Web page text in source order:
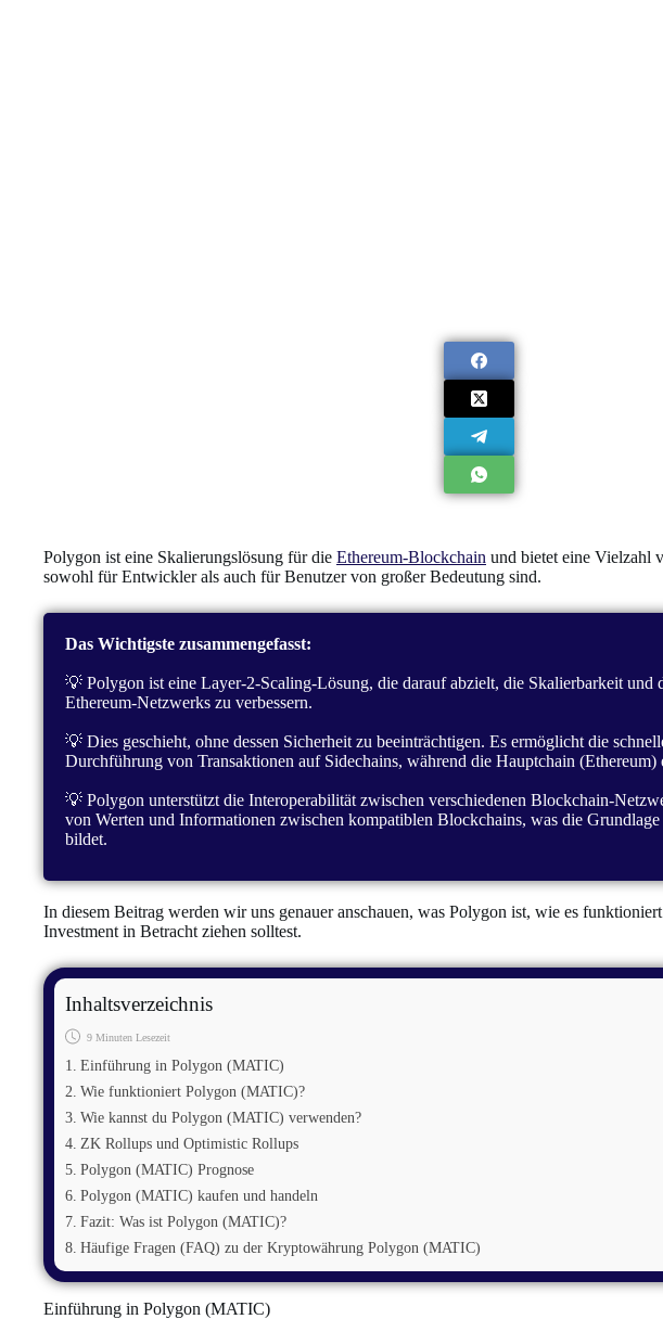
Polygon ist eine Skalierungslösung für die Ethereum-Blockchain und bietet eine Vielzahl
sowohl für Entwickler als auch für Benutzer von großer Bedeutung sind.
Das Wichtigste zusammengefasst:
💡 Polygon ist eine Layer-2-Scaling-Lösung, die darauf abzielt, die Skalierbarkeit und
Ethereum-Netzwerks zu verbessern.
💡 Dies geschieht, ohne dessen Sicherheit zu beeinträchtigen. Es ermöglicht die
Durchführung von Transaktionen auf Sidechains, während die Hauptchain (Ethereum)
💡 Polygon unterstützt die Interoperabilität zwischen verschiedenen Blockchain-
von Werten und Informationen zwischen kompatiblen Blockchains, was die
bildet.
In diesem Beitrag werden wir uns genauer anschauen, was Polygon ist, wie es
Investment in Betracht ziehen solltest.
Inhaltsverzeichnis
9 Minuten Lesezeit
Einführung in Polygon (MATIC)
Wie funktioniert Polygon (MATIC)?
Wie kannst du Polygon (MATIC) verwenden?
ZK Rollups und Optimistic Rollups
Polygon (MATIC) Prognose
Polygon (MATIC) kaufen und handeln
Fazit: Was ist Polygon (MATIC)?
Häufige Fragen (FAQ) zu der Kryptowährung Polygon (MATIC)
Einführung in Polygon (MATIC)